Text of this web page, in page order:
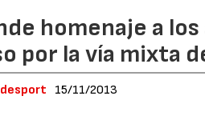
homenaje a
por la vía mixta
15/11/2013